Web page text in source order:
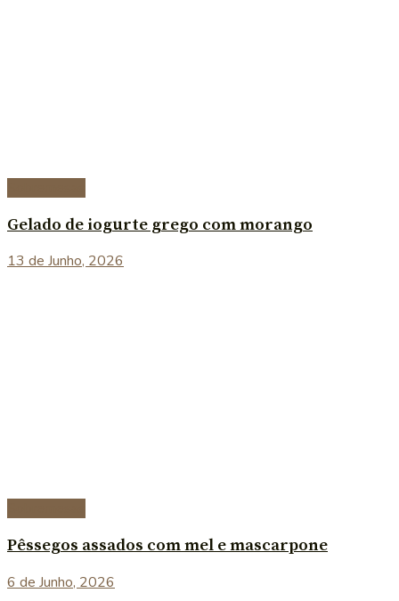
Gelado de iogurte grego com morango
13 de Junho, 2026
Pêssegos assados com mel e mascarpone
6 de Junho, 2026